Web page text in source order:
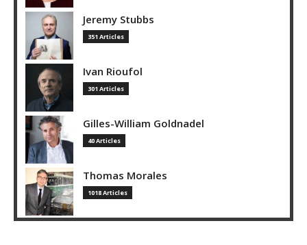
Jeremy Stubbs
351 Articles
Ivan Rioufol
301 Articles
Gilles-William Goldnadel
40 Articles
Thomas Morales
1018 Articles